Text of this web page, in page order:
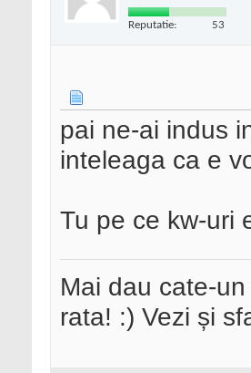
Reputatie: 53
pai ne-ai indus
inteleaga ca e
Tu pe ce kw-uri
Mai dau cate-
rata! :) Vezi și